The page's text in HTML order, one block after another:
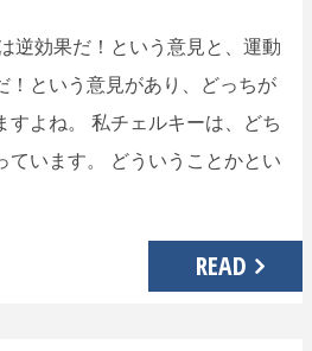
効果だ！という意見と、運動
！という意見があり、どっちが
すよね。 私チェルキーは、どち
ています。 どういうことかとい
READ